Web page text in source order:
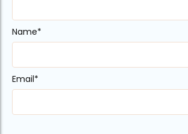
Name*
Email*